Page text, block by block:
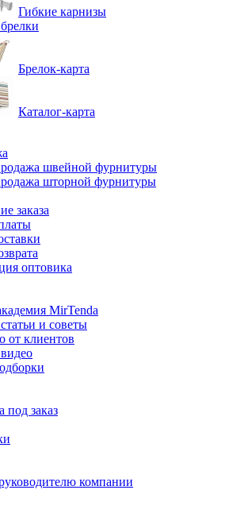
Гибкие карнизы
Брелок-карта
Каталог-карта
швейной фурнитуры
шторной фурнитуры
заказа
оптовика
MirTenda
и советы
от клиентов
под заказ
компании